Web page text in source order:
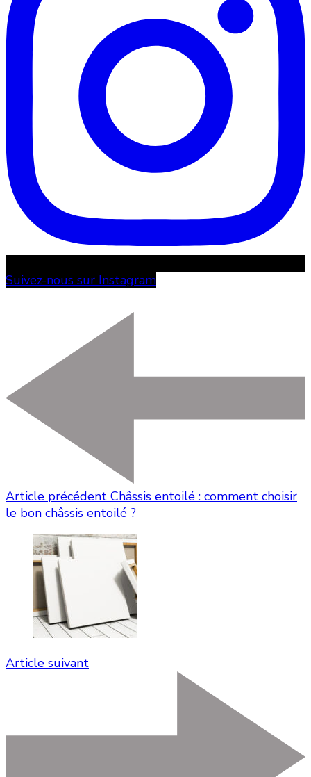
Suivez-nous sur Instagram
Article précédent Châssis entoilé : comment choisir
le bon châssis entoilé ?
Article suivant